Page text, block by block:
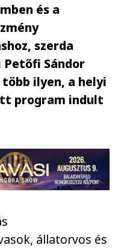
és a
szerda
Petőfi Sándor
ilyen, a helyi
program indult
állatorvos és